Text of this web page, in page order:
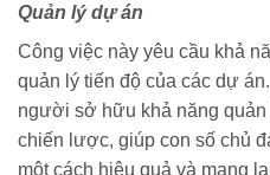
Quản lý dự án
Công việc này yêu cầu khả
quản lý tiến độ của các dự
người sở hữu khả năng quản
chiến lược, giúp con số chủ
một cách hiệu quả và mang